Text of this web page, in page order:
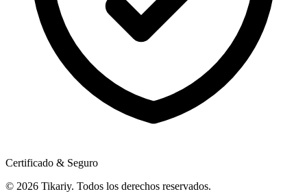
Certificado & Seguro
© 2026 Tikariy. Todos los derechos reservados.